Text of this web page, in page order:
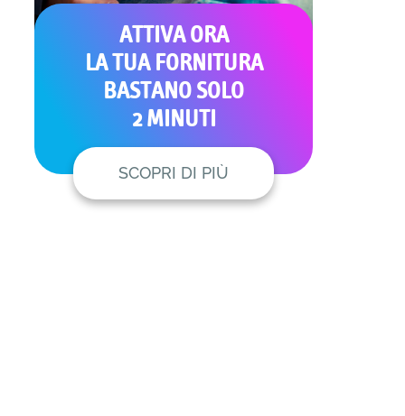
ATTIVA ORA
LA TUA FORNITURA
BASTANO SOLO
2 MINUTI
SCOPRI DI PIÙ